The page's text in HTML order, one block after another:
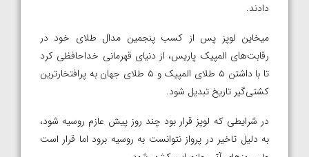
دادند.
میخاین لوپز پس از کسب پنجمین مدال طلای خود در
رقابت‌های المپیک پاریس، از دنیای قهرمانی خداحافظی کرد
تا با داشتن ۵ طلای المپیک و ۵ طلای جهان به پرافتخارترین
کشتی‌گیر تاریخ تبدیل شود.
در شرایطی که لوپز قرار بود چند روز پیش عازم روسیه شود،
به دلیل تاخیر در پرواز نتوانست به روسیه برود اما قرار است